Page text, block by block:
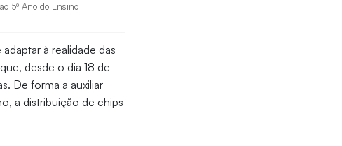
5º Ano do Ensino
à realidade das
desde o dia 18 de
De forma a auxiliar
a distribuição de chips